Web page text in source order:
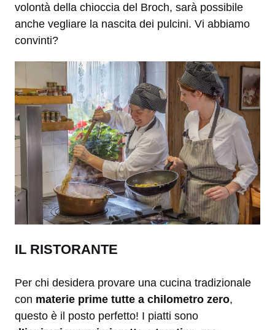
volontà della chioccia del Broch, sarà possibile
anche vegliare la nascita dei pulcini. Vi abbiamo
convinti?
IL RISTORANTE
Per chi desidera provare una cucina tradizionale
con materie prime tutte a chilometro zero,
questo è il posto perfetto! I piatti sono